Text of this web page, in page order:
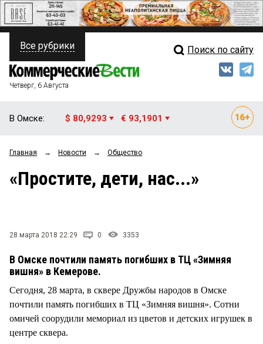
ПОЛИТИКА
ФИНАНСЫ
ОБЩЕСТВО
ЗАКОН
ПРОИСШЕСТВИЯ
СТИЛЬ ЖИЗНИ
Свежий выпуск
Рейтинги
Все рубрики Поиск по сайту
Четверг, 6 Августа
В Омске: $ 80,9293 € 93,1901
Главная → Новости → Общество
«Простите, дети, нас...»
28 марта 2018 22:29 0 3353
В Омске почтили память погибших в ТЦ «Зимняя
вишня» в Кемерове.
Сегодня, 28 марта, в сквере Дружбы народов в Омске
почтили память погибших в ТЦ «Зимняя вишня». Сотни
омичей соорудили мемориал из цветов и детских игрушек в
центре сквера.